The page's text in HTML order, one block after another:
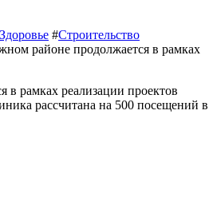
Здоровье #Строительство
в рамках реализации проектов
рассчитана на 500 посещений в